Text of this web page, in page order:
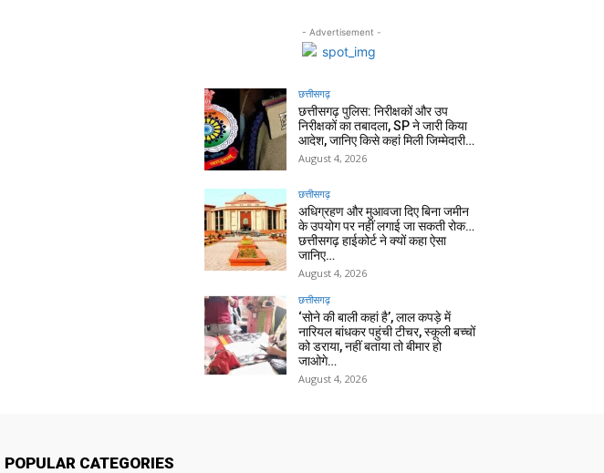
- Advertisement -
छत्तीसगढ़
छत्तीसगढ़ पुलिस: निरीक्षकों और उप
निरीक्षकों का तबादला, SP ने जारी किया
आदेश, जानिए किसे कहां मिली जिम्मेदारी…
August 4, 2026
छत्तीसगढ़
अधिग्रहण और मुआवजा दिए बिना जमीन
के उपयोग पर नहीं लगाई जा सकती रोक…
छत्तीसगढ़ हाईकोर्ट ने क्यों कहा ऐसा
जानिए…
August 4, 2026
छत्तीसगढ़
‘सोने की बाली कहां है’, लाल कपड़े में
नारियल बांधकर पहुंची टीचर, स्कूली बच्चों
को डराया, नहीं बताया तो बीमार हो
जाओगे…
August 4, 2026
POPULAR CATEGORIES